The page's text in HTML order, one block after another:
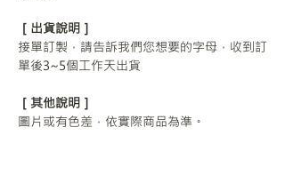
［出貨說明］
接單訂製，請告訴我們您想要的字母，收到訂
單後3~5個工作天出貨
［其他說明］
圖片或有色差，依實際商品為準。